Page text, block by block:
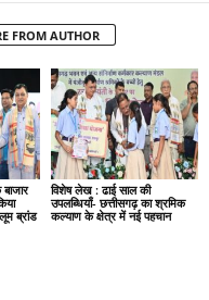
FROM AUTHOR
ब्रांड
विशेष लेख : ढाई साल की
उपलब्धियाँ- छत्तीसगढ़ का श्रमिक
कल्याण के क्षेत्र में नई पहचान